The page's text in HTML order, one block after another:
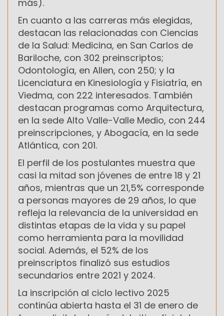
más).
En cuanto a las carreras más elegidas,
destacan las relacionadas con Ciencias
de la Salud: Medicina, en San Carlos de
Bariloche, con 302 preinscriptos;
Odontología, en Allen, con 250; y la
Licenciatura en Kinesiología y Fisiatría, en
Viedma, con 222 interesados. También
destacan programas como Arquitectura,
en la sede Alto Valle-Valle Medio, con 244
preinscripciones, y Abogacía, en la sede
Atlántica, con 201.
El perfil de los postulantes muestra que
casi la mitad son jóvenes de entre 18 y 21
años, mientras que un 21,5% corresponde
a personas mayores de 29 años, lo que
refleja la relevancia de la universidad en
distintas etapas de la vida y su papel
como herramienta para la movilidad
social. Además, el 52% de los
preinscriptos finalizó sus estudios
secundarios entre 2021 y 2024.
La inscripción al ciclo lectivo 2025
continúa abierta hasta el 31 de enero de